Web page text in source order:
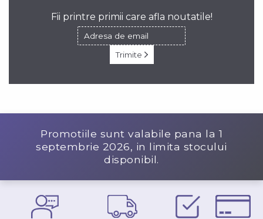
Fii printre primii care afla noutatile!
Trimite
Promotiile sunt valabile pana la 1
septembrie 2026, in limita stocului
disponibil.